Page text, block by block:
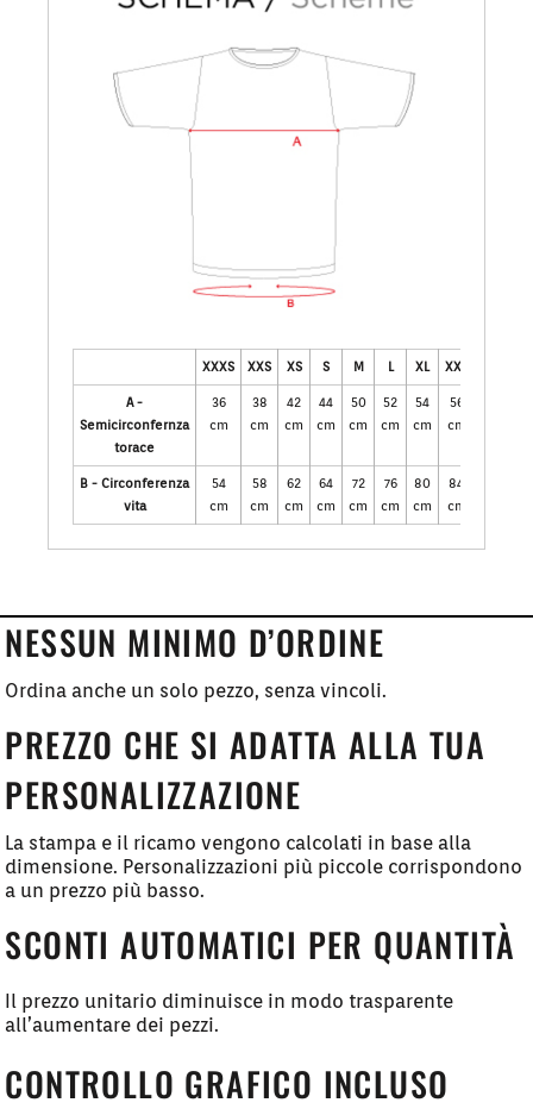
XXXS XXS XS S M L XL XXL
A -
Semicirconfernza
torace
36
cm
38
cm
42
cm
44
cm
50
cm
52
cm
54
cm
56
cm
B - Circonferenza
vita
54
cm
58
cm
62
cm
64
cm
72
cm
76
cm
80
cm
84
cm
NESSUN MINIMO D’ORDINE
Ordina anche un solo pezzo, senza vincoli.
PREZZO CHE SI ADATTA ALLA TUA
PERSONALIZZAZIONE
La stampa e il ricamo vengono calcolati in base alla
dimensione. Personalizzazioni più piccole corrispondono
a un prezzo più basso.
SCONTI AUTOMATICI PER QUANTITÀ
Il prezzo unitario diminuisce in modo trasparente
all’aumentare dei pezzi.
CONTROLLO GRAFICO INCLUSO